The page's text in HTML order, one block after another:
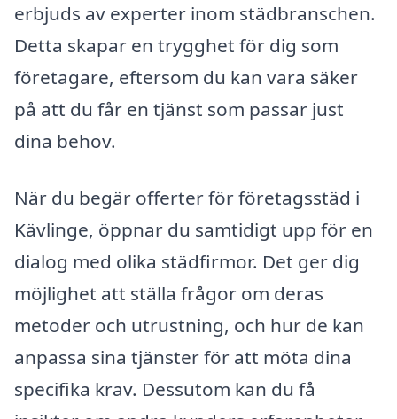
erbjuds av experter inom städbranschen.
Detta skapar en trygghet för dig som
företagare, eftersom du kan vara säker
på att du får en tjänst som passar just
dina behov.
När du begär offerter för företagsstäd i
Kävlinge, öppnar du samtidigt upp för en
dialog med olika städfirmor. Det ger dig
möjlighet att ställa frågor om deras
metoder och utrustning, och hur de kan
anpassa sina tjänster för att möta dina
specifika krav. Dessutom kan du få